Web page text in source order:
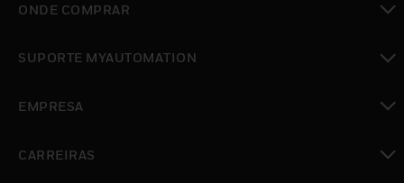
ONDE COMPRAR
SUPORTE MYAUTOMATION
EMPRESA
CARREIRAS